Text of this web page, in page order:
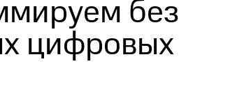
без
цифровых